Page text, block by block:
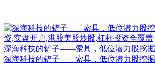
深海科技的铲子——索具，低位潜力股挖掘
深海科技的铲子——索具，低位潜力股挖掘